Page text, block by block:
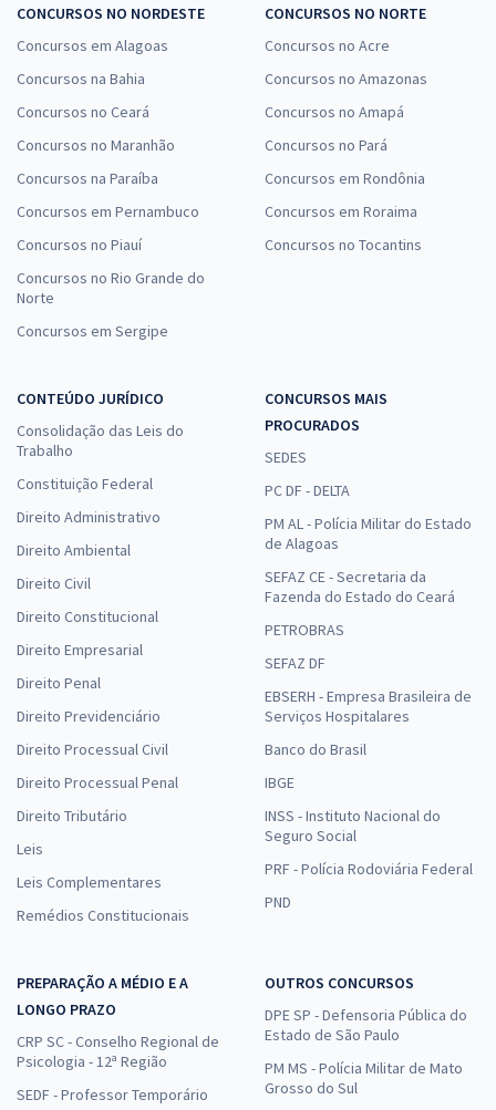
CONCURSOS NO NORDESTE
Concursos em Alagoas
Concursos na Bahia
Concursos no Ceará
Concursos no Maranhão
Concursos na Paraíba
Concursos em Pernambuco
Concursos no Piauí
Concursos no Rio Grande do
Norte
Concursos em Sergipe
CONCURSOS NO NORTE
Concursos no Acre
Concursos no Amazonas
Concursos no Amapá
Concursos no Pará
Concursos em Rondônia
Concursos em Roraima
Concursos no Tocantins
CONTEÚDO JURÍDICO
Consolidação das Leis do
Trabalho
Constituição Federal
Direito Administrativo
Direito Ambiental
Direito Civil
Direito Constitucional
Direito Empresarial
Direito Penal
Direito Previdenciário
Direito Processual Civil
Direito Processual Penal
Direito Tributário
Leis
Leis Complementares
Remédios Constitucionais
CONCURSOS MAIS
PROCURADOS
SEDES
PC DF - DELTA
PM AL - Polícia Militar do Estado
de Alagoas
SEFAZ CE - Secretaria da
Fazenda do Estado do Ceará
PETROBRAS
SEFAZ DF
EBSERH - Empresa Brasileira de
Serviços Hospitalares
Banco do Brasil
IBGE
INSS - Instituto Nacional do
Seguro Social
PRF - Polícia Rodoviária Federal
PND
PREPARAÇÃO A MÉDIO E A
LONGO PRAZO
CRP SC - Conselho Regional de
Psicologia - 12ª Região
SEDF - Professor Temporário
OUTROS CONCURSOS
DPE SP - Defensoria Pública do
Estado de São Paulo
PM MS - Polícia Militar de Mato
Grosso do Sul